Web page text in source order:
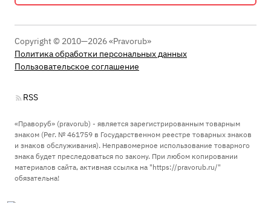
Copyright © 2010—2026 «Pravorub»
Политика обработки персональных данных
Пользовательское соглашение
RSS
«Праворуб» (pravorub) - является зарегистрированным товарным
знаком (Рег. № 461759 в Государственном реестре товарных знаков
и знаков обслуживания). Неправомерное использование товарного
знака будет преследоваться по закону. При любом копировании
материалов сайта, активная ссылка на "https://pravorub.ru/"
обязательна!